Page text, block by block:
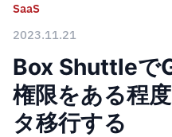
SaaS
2023.11.21
Box Shuttleで
権限をある程
タ移行する